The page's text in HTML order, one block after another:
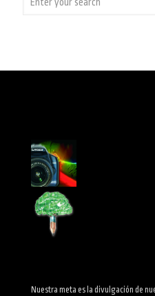
Nuestra meta es la divulgación de